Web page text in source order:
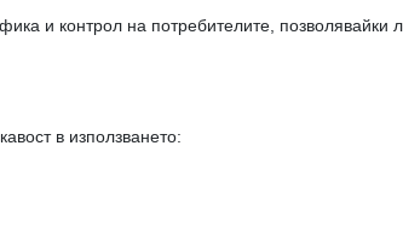
и контрол на потребителите,
в използването: